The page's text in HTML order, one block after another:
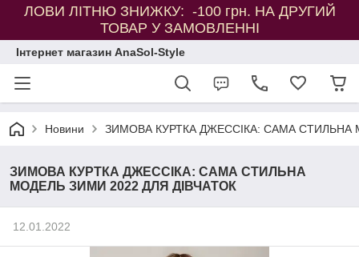
ЛОВИ ЛІТНЮ ЗНИЖКУ: -100 грн. НА ДРУГИЙ
ТОВАР У ЗАМОВЛЕННІ
Інтернет магазин AnaSol-Style
Новини ЗИМОВА КУРТКА ДЖЕССІКА: САМА СТИЛЬНА
ЗИМОВА КУРТКА ДЖЕССІКА: САМА СТИЛЬНА
МОДЕЛЬ ЗИМИ 2022 ДЛЯ ДІВЧАТОК
12.01.2022